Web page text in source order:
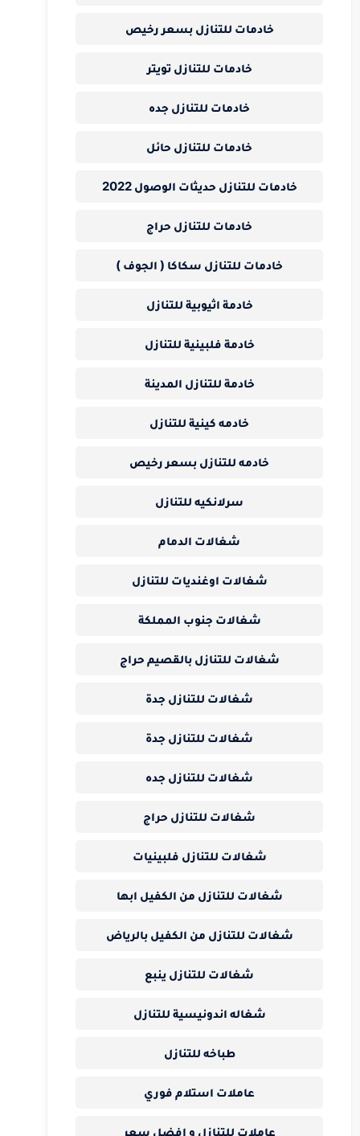
خادمات للتنازل بسعر رخيص
خادمات للتنازل تويتر
خادمات للتنازل جده
خادمات للتنازل حائل
خادمات للتنازل حديثات الوصول 2022
خادمات للتنازل حراج
خادمات للتنازل سكاكا ( الجوف )
خادمة اثيوبية للتنازل
خادمة فلبينية للتنازل
خادمة للتنازل المدينة
خادمه كينية للتنازل
خادمه للتنازل بسعر رخيص
سرلانكيه للتنازل
شغالات الدمام
شغالات اوغنديات للتنازل
شغالات جنوب المملكة
شغالات للتنازل بالقصيم حراج
شغالات للتنازل جدة
شغالات للتنازل جدة
شغالات للتنازل جده
شغالات للتنازل حراج
شغالات للتنازل فلبينيات
شغالات للتنازل من الكفيل ابها
شغالات للتنازل من الكفيل بالرياض
شغالات للتنازل ينبع
شغاله اندونيسية للتنازل
طباخه للتنازل
عاملات استلام فوري
عاملات للتنازل و افضل سعر